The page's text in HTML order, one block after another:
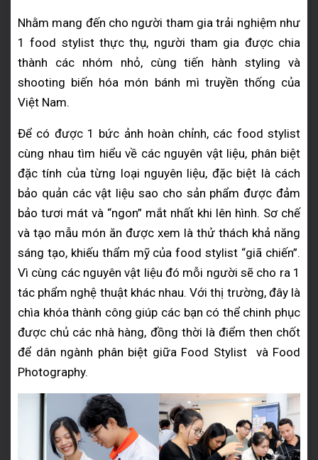
Nhằm mang đến cho người tham gia trải nghiệm như
1 food stylist thực thụ, người tham gia được chia
thành các nhóm nhỏ, cùng tiến hành styling và
shooting biến hóa món bánh mì truyền thống của
Việt Nam.
Để có được 1 bức ảnh hoàn chỉnh, các food stylist
cùng nhau tìm hiểu về các nguyên vật liệu, phân biệt
đặc tính của từng loại nguyên liệu, đặc biệt là cách
bảo quản các vật liệu sao cho sản phẩm được đảm
bảo tươi mát và “ngon” mắt nhất khi lên hình. Sơ chế
và tạo mẫu món ăn được xem là thử thách khả năng
sáng tạo, khiếu thẩm mỹ của food stylist “giã chiến”.
Vì cùng các nguyên vật liệu đó mỗi người sẽ cho ra 1
tác phẩm nghệ thuật khác nhau. Với thị trường, đây là
chìa khóa thành công giúp các bạn có thể chinh phục
được chủ các nhà hàng, đồng thời là điểm then chốt
để dân ngành phân biệt giữa Food Stylist và Food
Photography.